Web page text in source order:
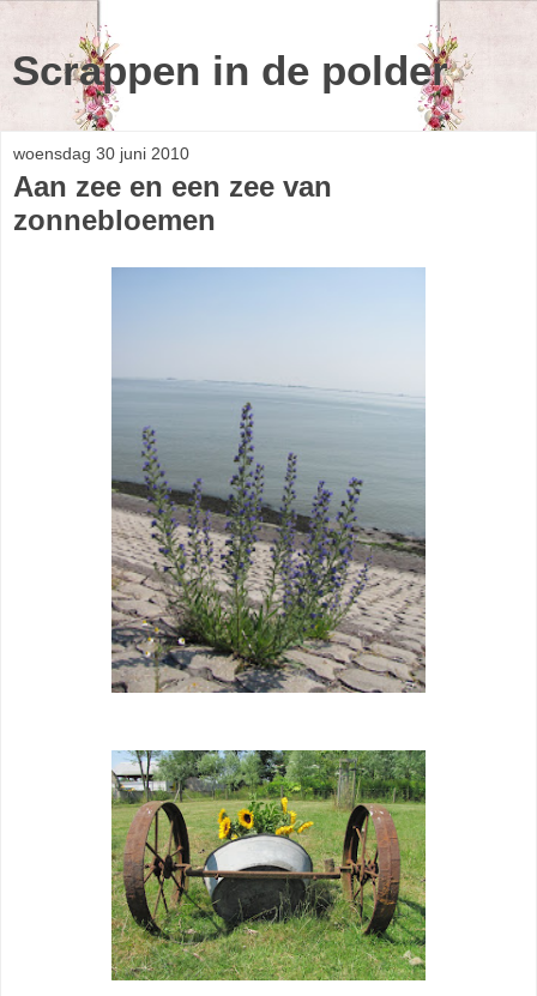
Scrappen in de polder
woensdag 30 juni 2010
Aan zee en een zee van
zonnebloemen